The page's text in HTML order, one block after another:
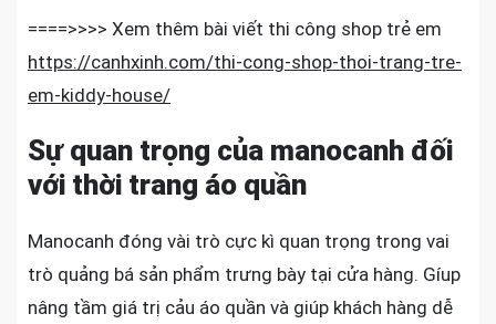
====>>>> Xem thêm bài viết thi công shop trẻ em
https://canhxinh.com/thi-cong-shop-thoi-trang-tre-
em-kiddy-house/
Sự quan trọng của manocanh đối
với thời trang áo quần
Manocanh đóng vài trò cực kì quan trọng trong vai
trò quảng bá sản phẩm trưng bày tại cửa hàng. Gíup
nâng tầm giá trị cảu áo quần và giúp khách hàng dễ